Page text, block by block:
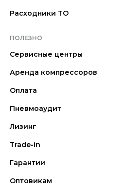
Расходники ТО
ПОЛЕЗНО
Сервисные центры
Аренда компрессоров
Оплата
Пневмоаудит
Лизинг
Trade-in
Гарантии
Оптовикам